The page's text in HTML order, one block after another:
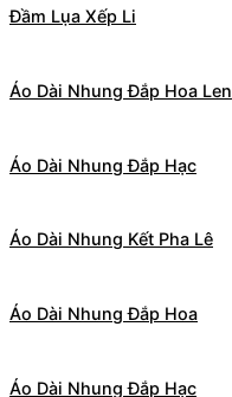
Đầm Lụa Xếp Li
Áo Dài Nhung Đắp Hoa Len
Áo Dài Nhung Đắp Hạc
Áo Dài Nhung Kết Pha Lê
Áo Dài Nhung Đắp Hoa
Áo Dài Nhung Đắp Hạc